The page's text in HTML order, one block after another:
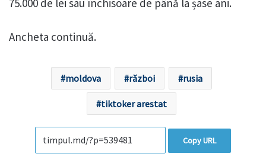
Ancheta continuă.
moldova război rusia
tiktoker arestat
Copy URL